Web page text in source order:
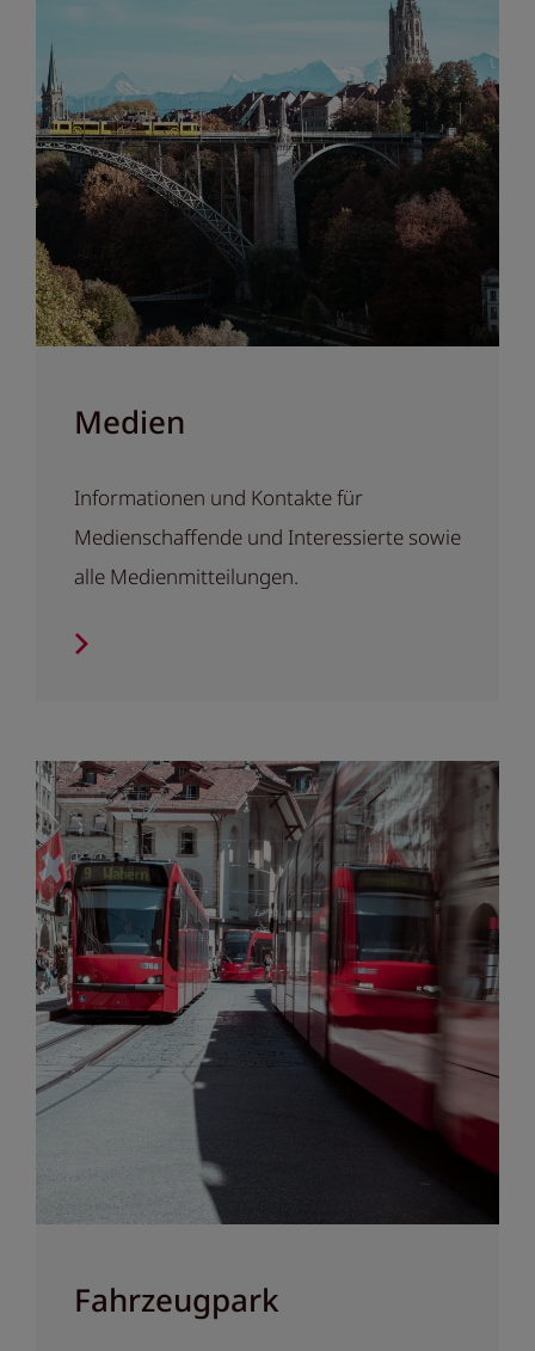
Medien
Informationen und Kontakte für
Medienschaffende und Interessierte sowie
alle Medienmitteilungen.
Fahrzeugpark